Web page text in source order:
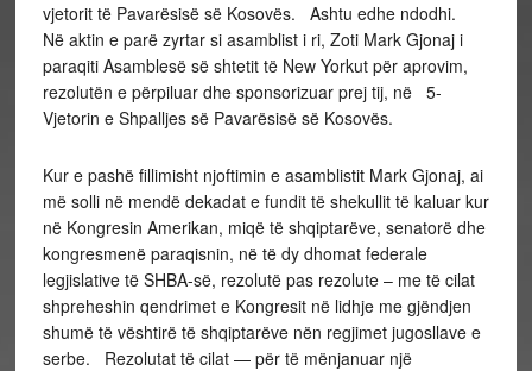
vjetorit të Pavarësisë së Kosovës. Ashtu edhe ndodhi.
Në aktin e parë zyrtar si asamblist i ri, Zoti Mark Gjonaj i
paraqiti Asamblesë së shtetit të New Yorkut për aprovim,
rezolutën e përpiluar dhe sponsorizuar prej tij, në 5-
Vjetorin e Shpalljes së Pavarësisë së Kosovës.
Kur e pashë fillimisht njoftimin e asamblistit Mark Gjonaj, ai
më solli në mendë dekadat e fundit të shekullit të kaluar kur
në Kongresin Amerikan, miqë të shqiptarëve, senatorë dhe
kongresmenë paraqisnin, në të dy dhomat federale
legjislative të SHBA-së, rezolutë pas rezolute – me të cilat
shpreheshin qendrimet e Kongresit në lidhje me gjëndjen
shumë të vështirë të shqiptarëve nën regjimet jugosllave e
serbe. Rezolutat të cilat — për të mënjanuar një